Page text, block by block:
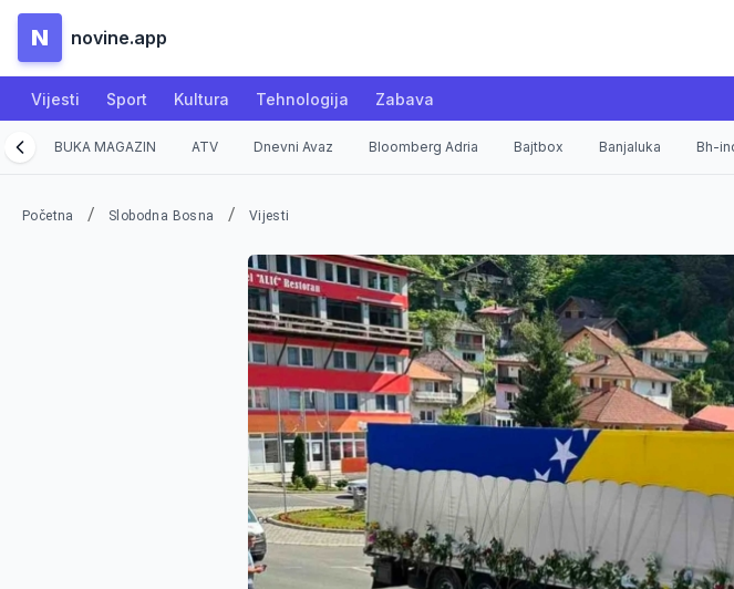
N novine.app
Vijesti Sport Kultura Tehnologija Zabava
BUKA MAGAZIN ATV Dnevni Avaz Bloomberg Adria Bajtbox Banjaluka Bh-
Početna / Slobodna Bosna / Vijesti